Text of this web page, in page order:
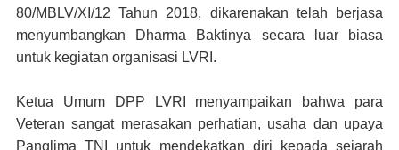
80/MBLV/XI/12 Tahun 2018, dikarenakan telah berjasa
menyumbangkan Dharma Baktinya secara luar biasa
untuk kegiatan organisasi LVRI.
Ketua Umum DPP LVRI menyampaikan bahwa para
Veteran sangat merasakan perhatian, usaha dan upaya
Panglima TNI untuk mendekatkan diri kepada sejarah